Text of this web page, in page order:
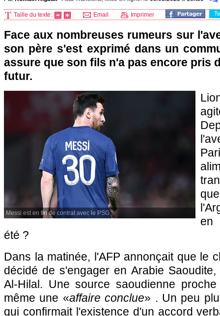
Taille du texte: Email Imprimer
Face aux nombreuses rumeurs sur
son père s'est exprimé dans un
assure que son fils n'a pas encore pris
futur.
Messi est en fin de contrat avec le PSG
en
été ?
Dans la matinée, l'AFP annonçait que le
décidé de s'engager en Arabie
Al-Hilal. Une source saoudienne
même une «affaire conclue» . Un peu
qui confirmait l'existence d'un accord